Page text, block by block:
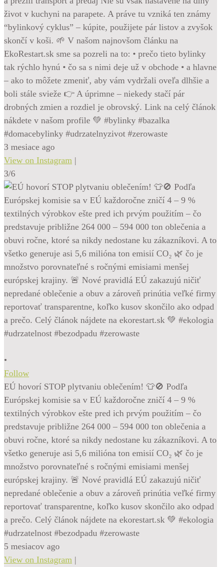
život v kuchyni na parapete. A práve tu vzniká ten známy
“bylinkový cyklus” – kúpite, použijete pár listov a zvyšok
skončí v koši. 🌱 V našom najnovšom článku na
EkoRestart.sk sme sa pozreli na to: • prečo tieto bylinky
tak rýchlo hynú • čo sa s nimi deje už v obchode • a hlavne
– ako to môžete zmeniť, aby vám vydržali oveľa dlhšie a
boli stále svieže 👉 A úprimne – niekedy stačí pár
drobných zmien a rozdiel je obrovský. Link na celý článok
nákdete v našom profile 💚 #bylinky #bazalka
#domacebylinky #udrzatelnyzivot #zerowaste
3 mesiace ago
View on Instagram |
3/6
•
Follow
EÚ hovorí STOP plytvaniu oblečením! 👕🚫 Podľa
Európskej komisie sa v EÚ každoročne zničí 4 – 9 %
textilných výrobkov ešte pred ich prvým použitím – čo
predstavuje približne 264 000 – 594 000 ton oblečenia a
obuvi ročne, ktoré sa nikdy nedostane ku zákazníkovi. A to
všetko generuje asi 5,6 milióna ton emisií CO₂ 🌿 čo je
množstvo porovnateľné s ročnými emisiami menšej
európskej krajiny. 🚨 Nové pravidlá EÚ zakazujú ničiť
nepredané oblečenie a obuv a zároveň prinútia veľké firmy
reportovať transparentne, koľko kusov skončilo ako odpad
a prečo. Celý článok nájdete na ekorestart.sk 💚 #ekologia
#udrzatelnost #bezodpadu #zerowaste
5 mesiacov ago
View on Instagram |